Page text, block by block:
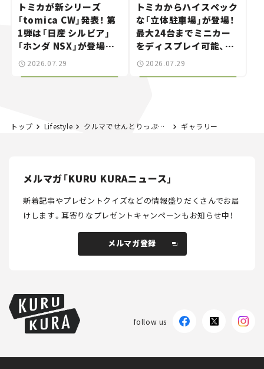
トミカが新シリーズ
「tomica CW」発表！ 第
1弾は「日産 シルビア」
「ホンダ NSX」が登場。
世界が注目す
2026.07.29
トミカからハイスペック
な「立体駐車場」が登場！
最大24台までミニカー
をディスプレイ可能、特
別な「日産 GT-R
2026.07.29
トップ Lifestyle クルマでせんとりっぷ♨〜栃木 湯めぐり編〜 ギャラリー
メルマガ「KURU KURAニュース」
新着記事やプレゼントクイズなどの情報盛りだくさんでお届
けします。耳寄りなプレゼントキャンペーンもお知らせ中！
メルマガ登録
follow us